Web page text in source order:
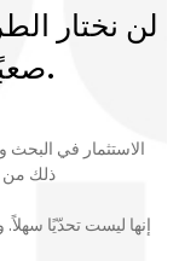
لن نختار
صعبًا، سنسلك الطريق الضروري.
الاستثمار في البحث
ذلك من
إنها ليست تحدّيًا